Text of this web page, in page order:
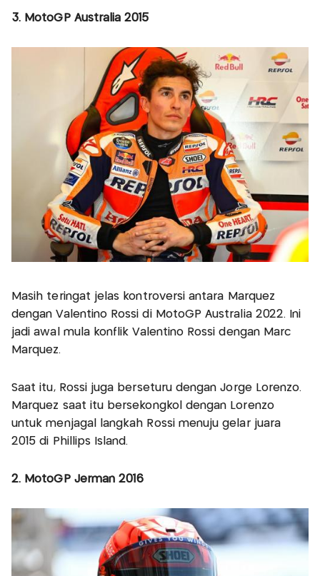
3. MotoGP Australia 2015
Masih teringat jelas kontroversi antara Marquez
dengan Valentino Rossi di MotoGP Australia 2022. Ini
jadi awal mula konflik Valentino Rossi dengan Marc
Marquez.
Saat itu, Rossi juga berseturu dengan Jorge Lorenzo.
Marquez saat itu bersekongkol dengan Lorenzo
untuk menjagal langkah Rossi menuju gelar juara
2015 di Phillips Island.
2. MotoGP Jerman 2016